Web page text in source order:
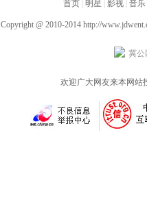
证女神的真爱
首页 明星 影视 音乐
Copyright @ 2010-2014 http://
冀公
欢迎广大网友来本网站